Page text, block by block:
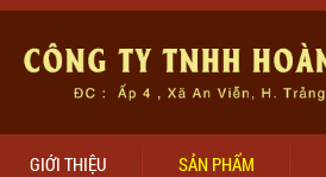
GIỚI THIỆU SẢN PHẨM